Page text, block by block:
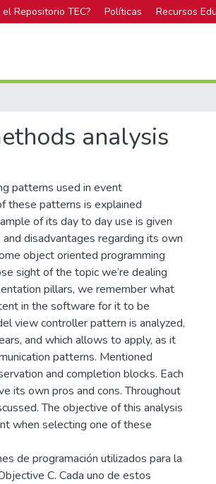
Repositorio TEC? Políticas Recursos
analysis
patterns used in event
these patterns is explained
of its day to day use is given
disadvantages regarding its own
object oriented programming
sight of the topic we’re dealing
pillars, we remember what
in the software for it to be
view controller pattern is analyzed,
and which allows to apply, as it
patterns. Mentioned
and completion blocks. Each
its own pros and cons. Throughout
The objective of this analysis
when selecting one of these
de programación utilizados para la
C. Cada uno de estos